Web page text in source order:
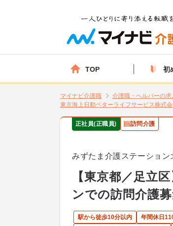
TOP 初
マイナビ介護職 介護職・ヘルパーの求
東京海上日動ベターライフサービス株式
正社員(正職員) 訪問介護
みずたま介護ステーショ
【東京都／足立
ンでの訪問介護
駅から徒歩10分以内 年間休日